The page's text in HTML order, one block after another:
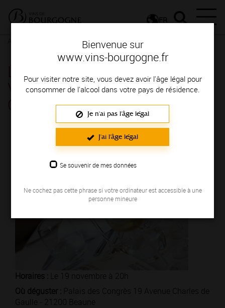
Bienvenue sur
www.vins-bourgogne.fr
Pour visiter notre site, vous devez avoir l'âge légal pour
consommer de l'alcool dans votre pays de résidence.
Je n'ai pas l'âge légal
J'ai l'âge légal
Se souvenir de mes données
Ne cochez pas cette phrase si votre ordinateur est accessible à une
personne mineure
FR
Rendez-vous
La Paulée 2022 des Grands
Vins de Bourgogne - Palais des
Congrès de Beaune - Beaune
Le 19 novembre 2022
Horaires : Le 19 novembre à 20h
Où déguster : Palais des Congrès 19 Avenue Charles de
Gaulle - 21200 Beaune